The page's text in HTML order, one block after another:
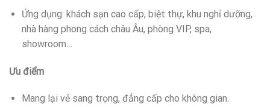
Ứng dụng: khách sạn cao cấp, biệt thự, khu nghỉ dưỡng,
nhà hàng phong cách châu Âu, phòng VIP, spa,
showroom…
Ưu điểm
Mang lại vẻ sang trọng, đẳng cấp cho không gian.